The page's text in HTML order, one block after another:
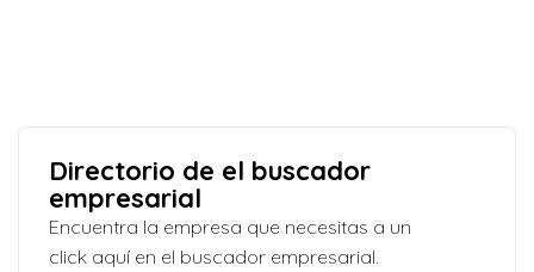
Directorio de el buscador
empresarial
Encuentra la empresa que necesitas a un
click aquí en el buscador empresarial.